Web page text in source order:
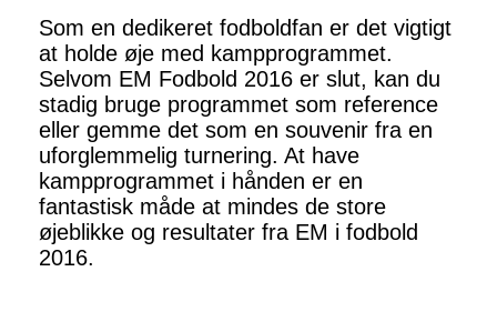
Som en dedikeret fodboldfan er det vigtigt
at holde øje med kampprogrammet.
Selvom EM Fodbold 2016 er slut, kan du
stadig bruge programmet som reference
eller gemme det som en souvenir fra en
uforglemmelig turnering. At have
kampprogrammet i hånden er en
fantastisk måde at mindes de store
øjeblikke og resultater fra EM i fodbold
2016.